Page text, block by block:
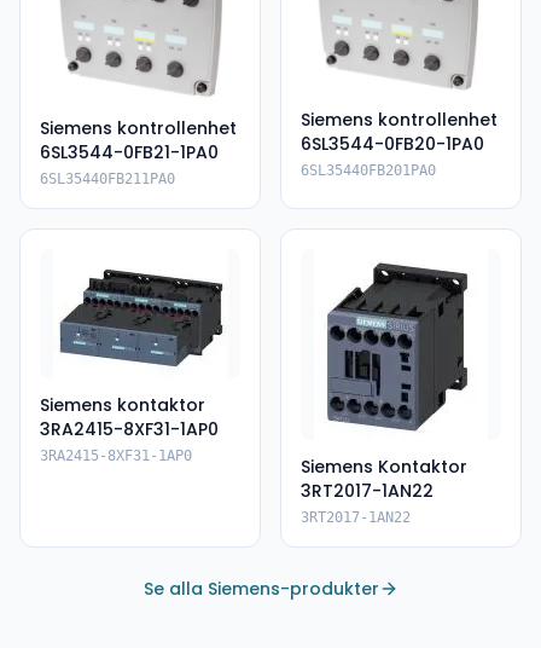
Siemens kontrollenhet
6SL3544-0FB21-1PA0
6SL35440FB211PA0
Siemens kontrollenhet
6SL3544-0FB20-1PA0
6SL35440FB201PA0
Siemens kontaktor
3RA2415-8XF31-1AP0
3RA2415-8XF31-1AP0
Siemens Kontaktor
3RT2017-1AN22
3RT2017-1AN22
Se alla Siemens-produkter